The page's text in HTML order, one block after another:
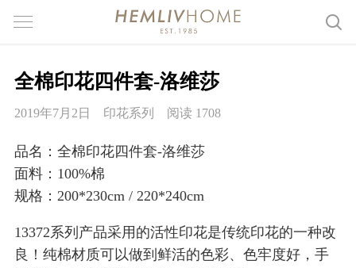
全棉印花四件套-洛维莎
2019年7月2日 印花系列 阅读 1708
品名：全棉印花四件套-洛维莎
面料：100%棉
规格：200*230cm / 220*240cm
13372系列产品采用的活性印花是传统印花的一种改
良！纯棉材质可以做到鲜活的色彩、色牢度好，手